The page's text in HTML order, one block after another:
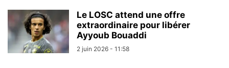
Le LOSC attend une offre
extraordinaire pour libérer
Ayyoub Bouaddi
2 juin 2026 - 11:58